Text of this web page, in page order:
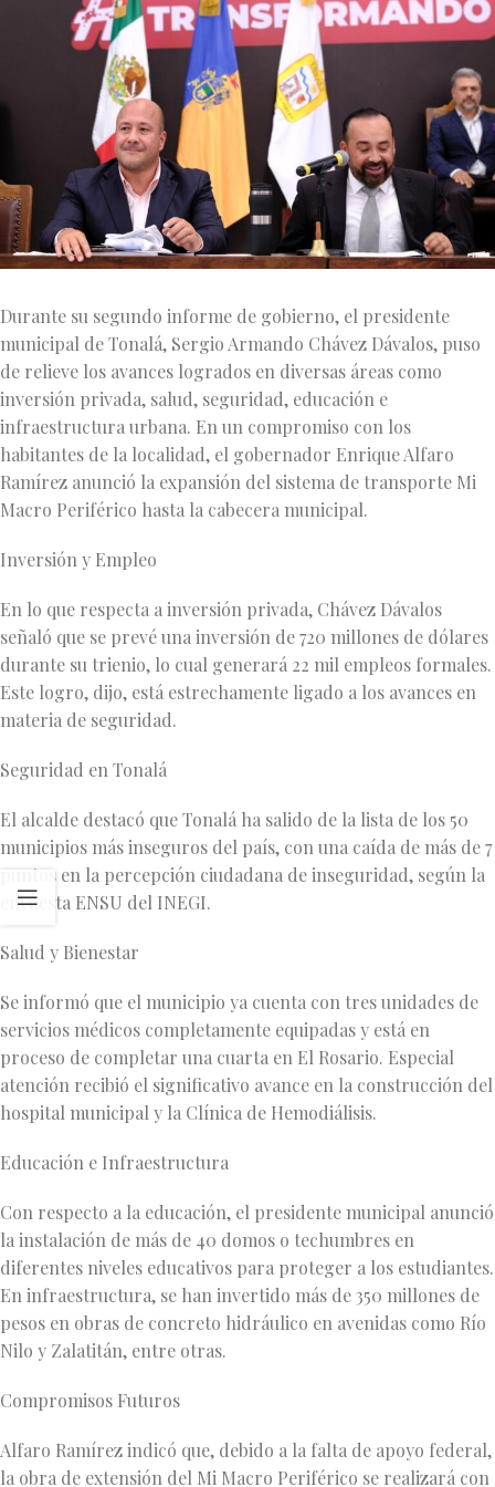
Durante su segundo informe de gobierno, el presidente
municipal de Tonalá, Sergio Armando Chávez Dávalos, puso
de relieve los avances logrados en diversas áreas como
inversión privada, salud, seguridad, educación e
infraestructura urbana. En un compromiso con los
habitantes de la localidad, el gobernador Enrique Alfaro
Ramírez anunció la expansión del sistema de transporte Mi
Macro Periférico hasta la cabecera municipal.
Inversión y Empleo
En lo que respecta a inversión privada, Chávez Dávalos
señaló que se prevé una inversión de 720 millones de dólares
durante su trienio, lo cual generará 22 mil empleos formales.
Este logro, dijo, está estrechamente ligado a los avances en
materia de seguridad.
Seguridad en Tonalá
El alcalde destacó que Tonalá ha salido de la lista de los 50
municipios más inseguros del país, con una caída de más de 7
puntos en la percepción ciudadana de inseguridad, según la
encuesta ENSU del INEGI.
Salud y Bienestar
Se informó que el municipio ya cuenta con tres unidades de
servicios médicos completamente equipadas y está en
proceso de completar una cuarta en El Rosario. Especial
atención recibió el significativo avance en la construcción del
hospital municipal y la Clínica de Hemodiálisis.
Educación e Infraestructura
Con respecto a la educación, el presidente municipal anunció
la instalación de más de 40 domos o techumbres en
diferentes niveles educativos para proteger a los estudiantes.
En infraestructura, se han invertido más de 350 millones de
pesos en obras de concreto hidráulico en avenidas como Río
Nilo y Zalatitán, entre otras.
Compromisos Futuros
Alfaro Ramírez indicó que, debido a la falta de apoyo federal,
la obra de extensión del Mi Macro Periférico se realizará con